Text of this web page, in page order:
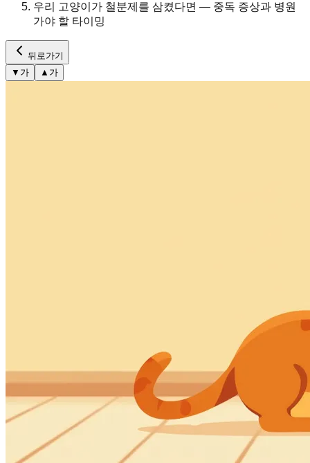
우리 고양이가 철분제를 삼켰다면 — 중독 증상과 병원
가야 할 타이밍
뒤로가기
▼ 가 ▲ 가